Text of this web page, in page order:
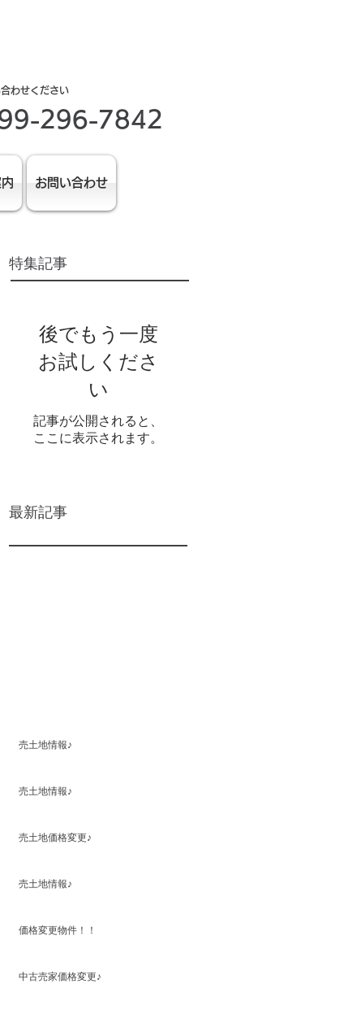
わせください
296-7842
お問い合わせ
特集記事
後でもう一度
お試しくださ
い
記事が公開されると、
ここに表示されます。
最新記事
売土地情報♪
売土地情報♪
売土地価格変更♪
売土地情報♪
価格変更物件！！
中古売家価格変更♪